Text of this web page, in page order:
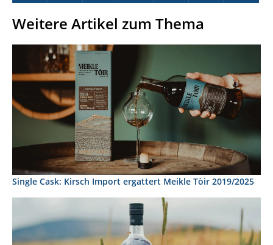
Weitere Artikel zum Thema
Single Cask: Kirsch Import ergattert Meikle Tòir 2019/2025